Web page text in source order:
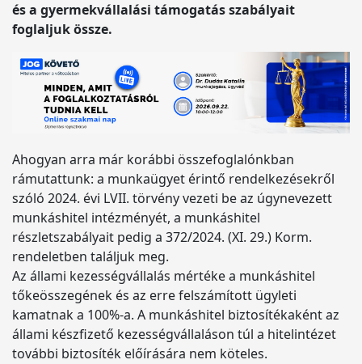
és a gyermekvállalási támogatás szabályait
foglaljuk össze.
Ahogyan arra már korábbi összefoglalónkban
rámutattunk: a munkaügyet érintő rendelkezésekről
szóló 2024. évi LVII. törvény vezeti be az úgynevezett
munkáshitel intézményét, a munkáshitel
részletszabályait pedig a 372/2024. (XI. 29.) Korm.
rendeletben találjuk meg.
Az állami kezességvállalás mértéke a munkáshitel
tőkeösszegének és az erre felszámított ügyleti
kamatnak a 100%-a. A munkáshitel biztosítékaként az
állami készfizető kezességvállaláson túl a hitelintézet
további biztosíték előírására nem köteles.